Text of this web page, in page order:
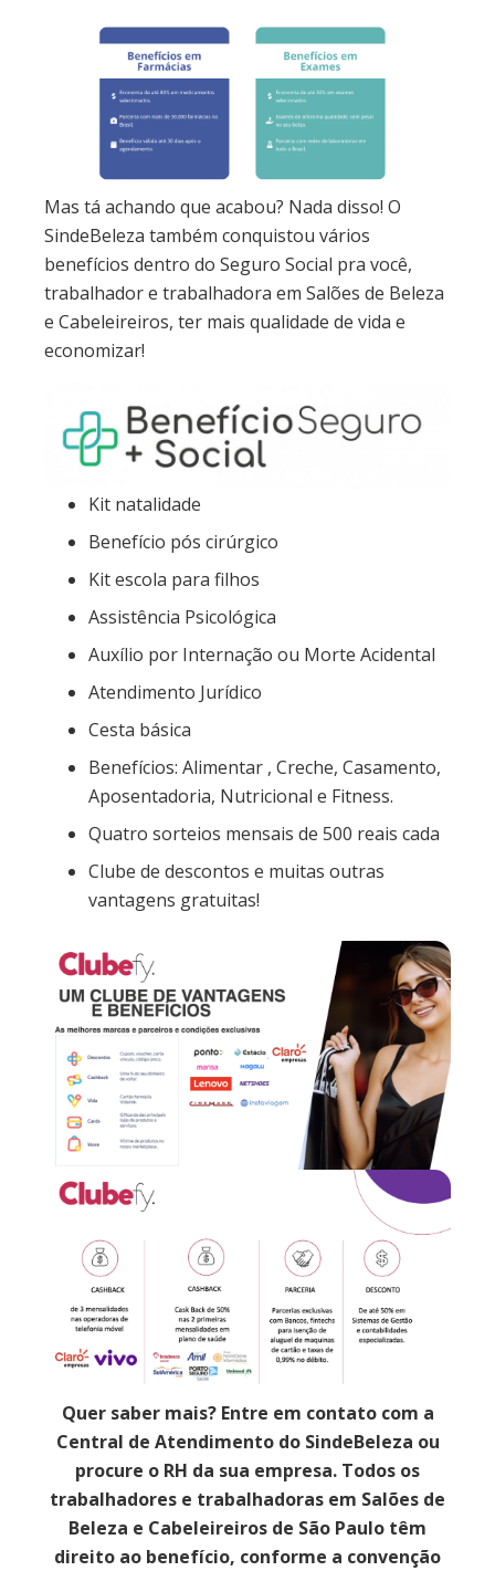
Mas tá achando que acabou? Nada disso! O
SindeBeleza também conquistou vários
benefícios dentro do Seguro Social pra você,
trabalhador e trabalhadora em Salões de Beleza
e Cabeleireiros, ter mais qualidade de vida e
economizar!
Kit natalidade
Benefício pós cirúrgico
Kit escola para filhos
Assistência Psicológica
Auxílio por Internação ou Morte Acidental
Atendimento Jurídico
Cesta básica
Benefícios: Alimentar , Creche, Casamento,
Aposentadoria, Nutricional e Fitness.
Quatro sorteios mensais de 500 reais cada
Clube de descontos e muitas outras
vantagens gratuitas!
Quer saber mais? Entre em contato com a
Central de Atendimento do SindeBeleza ou
procure o RH da sua empresa. Todos os
trabalhadores e trabalhadoras em Salões de
Beleza e Cabeleireiros de São Paulo têm
direito ao benefício, conforme a convenção